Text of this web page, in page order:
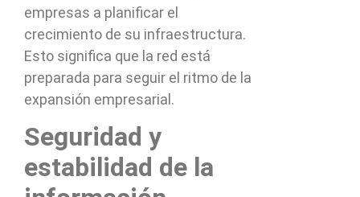
empresas a planificar el
crecimiento de su infraestructura.
Esto significa que la red está
preparada para seguir el ritmo de la
expansión empresarial.
Seguridad y
estabilidad de la